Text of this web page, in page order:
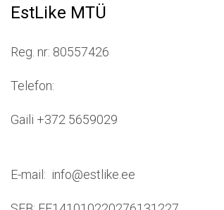
EstLike MTÜ
Reg. nr: 80557426
Telefon:
Gaili +372 5659029
E-mail: info@estlike.ee